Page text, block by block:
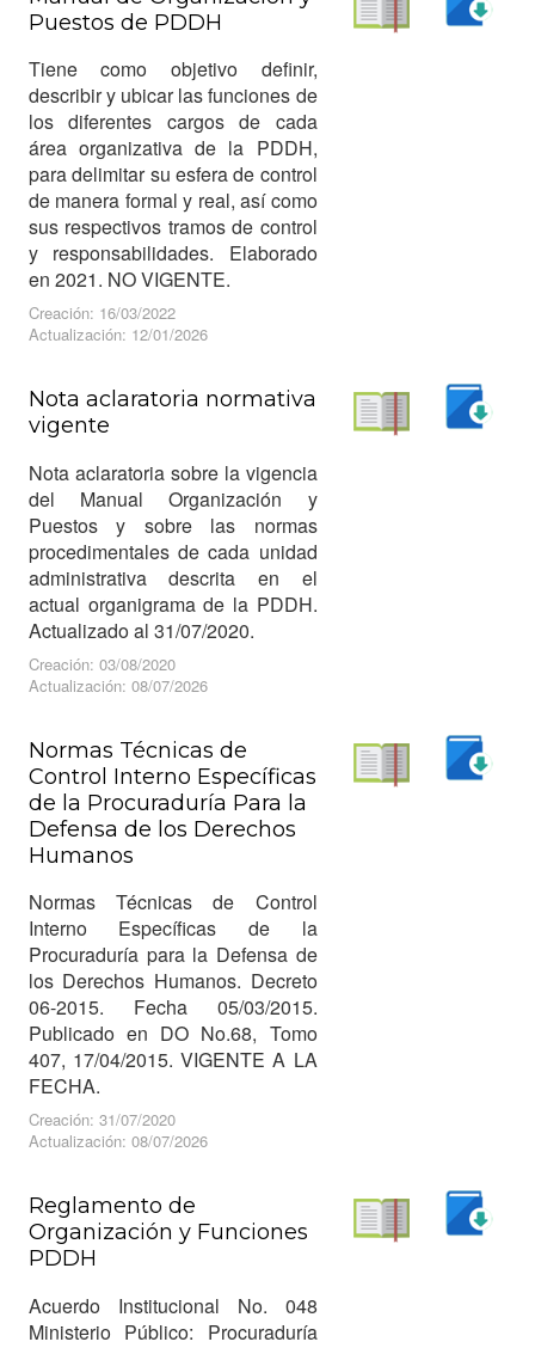
Puestos de PDDH
Tiene como objetivo definir,
describir y ubicar las funciones de
los diferentes cargos de cada
área organizativa de la PDDH,
para delimitar su esfera de control
de manera formal y real, así como
sus respectivos tramos de control
y responsabilidades. Elaborado
en 2021. NO VIGENTE.
Creación: 16/03/2022
Actualización: 12/01/2026
Nota aclaratoria normativa
vigente
Nota aclaratoria sobre la vigencia
del Manual Organización y
Puestos y sobre las normas
procedimentales de cada unidad
administrativa descrita en el
actual organigrama de la PDDH.
Actualizado al 31/07/2020.
Creación: 03/08/2020
Actualización: 08/07/2026
Normas Técnicas de
Control Interno Específicas
de la Procuraduría Para la
Defensa de los Derechos
Humanos
Normas Técnicas de Control
Interno Específicas de la
Procuraduría para la Defensa de
los Derechos Humanos. Decreto
06-2015. Fecha 05/03/2015.
Publicado en DO No.68, Tomo
407, 17/04/2015. VIGENTE A LA
FECHA.
Creación: 31/07/2020
Actualización: 08/07/2026
Reglamento de
Organización y Funciones
PDDH
Acuerdo Institucional No. 048
Ministerio Público: Procuraduría